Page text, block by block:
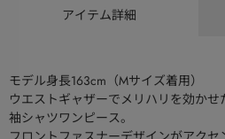
アイテム詳細
モデル身長163cm（Mサイズ着用）
ウエストギャザーでメリハリを効か
袖シャツワンピース。